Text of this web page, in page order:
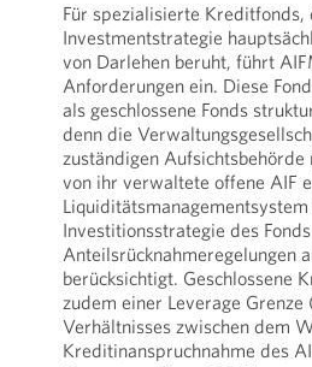
Für spezialisierte Kreditfonds,
Investmentstrategie
von Darlehen beruht, führt
Anforderungen ein. Diese
als geschlossene Fonds
denn die
zuständigen Aufsichtsbehörde
von ihr verwaltete offene AIF
Investitionsstrategie des
Anteilsrücknahmeregelungen
berücksichtigt. Geschlossene
zudem einer Leverage Grenze
Verhältnisses zwischen dem
Kreditinanspruchnahme des